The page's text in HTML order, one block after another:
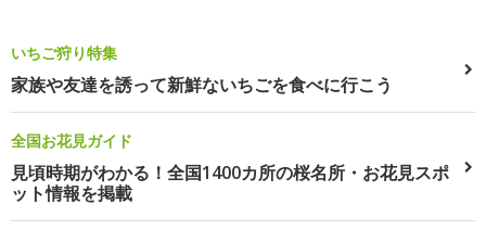
いちご狩り特集
家族や友達を誘って新鮮ないちごを食べに行こう
全国お花見ガイド
見頃時期がわかる！全国1400カ所の桜名所・お花見スポ
ット情報を掲載